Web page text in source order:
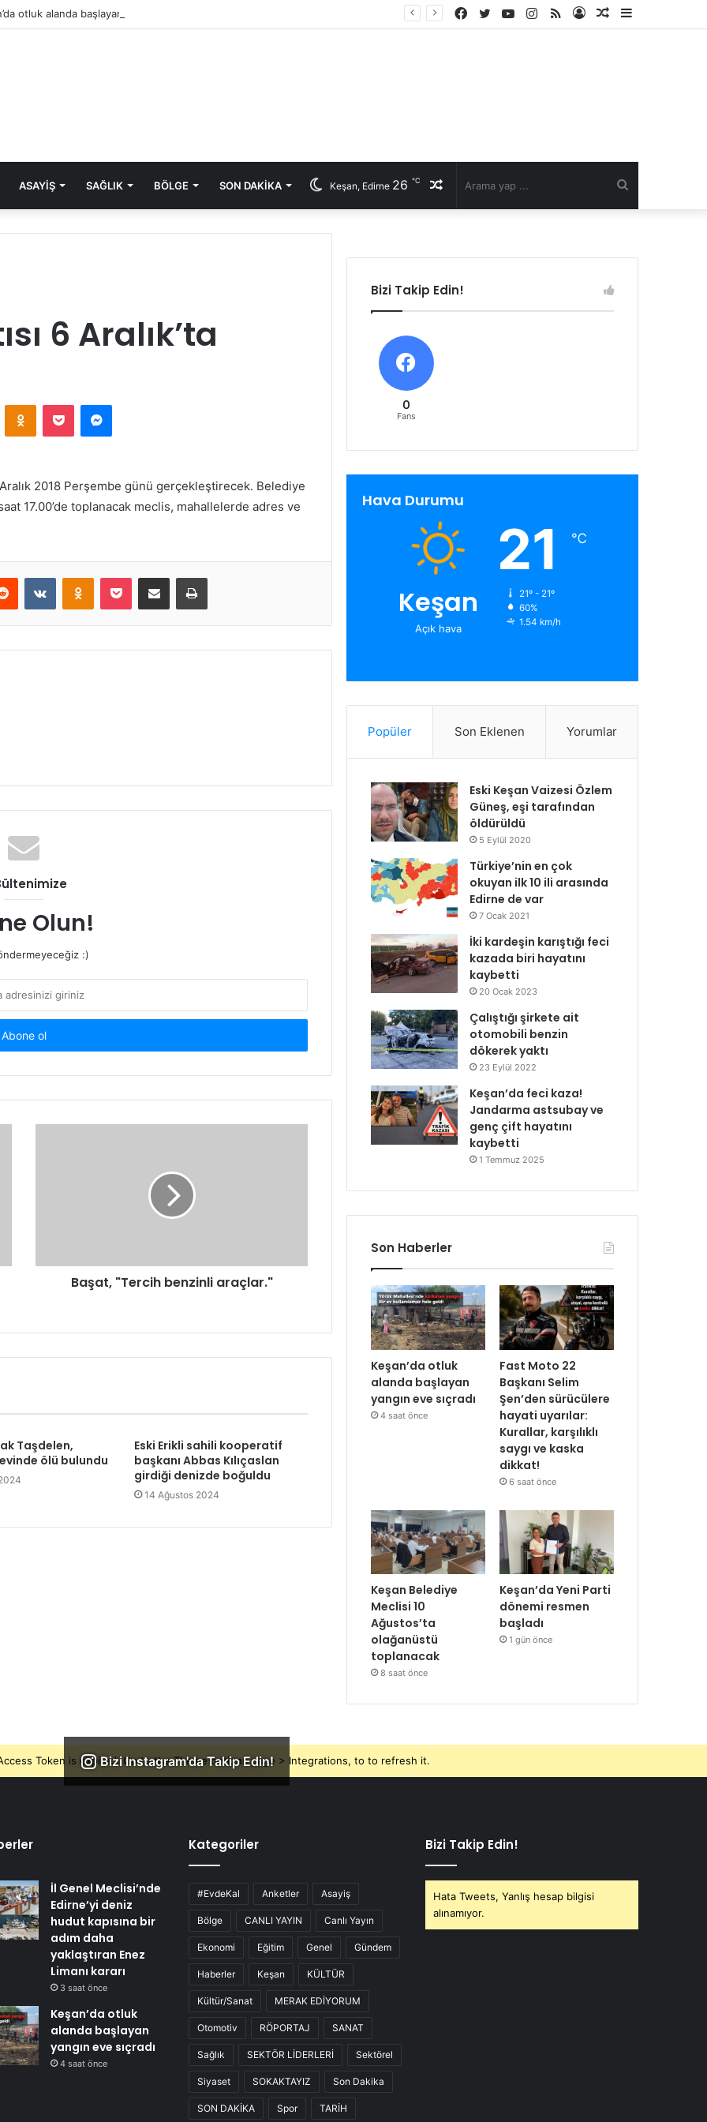
otluk alanda başlayan yangın eve sıçradı
Rastgele
Kayıt
RSS
Instagram
YouTube
Twitter
Facebook
ASAYIŞ SAĞLIK BÖLGE SON DAKIKA Rastgele
Keşan, Edirne 26 ℃
6 Aralık’ta
2018 Perşembe günü gerçekleştirecek. Belediye
17.00’de toplanacak meclis, mahallelerde adres ve
Olun!
:)
Başat, "Tercih benzinli araçlar."
Taşdelen,
ölü bulundu
Eski Erikli sahili kooperatif
başkanı Abbas Kılıçaslan
girdiği denizde boğuldu
14 Ağustos 2024
Bizi Takip Edin!
0
Fans
Hava Durumu
Keşan
Açık hava
21 ℃
21º - 21º
60%
1.54 km/h
Popüler Son Eklenen Yorumlar
Eski Keşan Vaizesi Özlem
Güneş, eşi tarafından
öldürüldü
5 Eylül 2020
Türkiye’nin en çok
okuyan ilk 10 ili arasında
Edirne de var
7 Ocak 2021
İki kardeşin karıştığı feci
kazada biri hayatını
kaybetti
20 Ocak 2023
Çalıştığı şirkete ait
otomobili benzin
dökerek yaktı
23 Eylül 2022
Keşan’da feci kaza!
Jandarma astsubay ve
genç çift hayatını
kaybetti
1 Temmuz 2025
Son Haberler
Keşan’da otluk
alanda başlayan
yangın eve sıçradı
4 saat önce
Fast Moto 22
Başkanı Selim
Şen’den sürücülere
hayati uyarılar:
Kurallar, karşılıklı
saygı ve kaska
dikkat!
6 saat önce
Keşan Belediye
Meclisi 10
Ağustos’ta
olağanüstü
toplanacak
8 saat önce
Keşan’da Yeni Parti
dönemi resmen
başladı
1 gün önce
Bizi Instagram'da Takip Edin!
Token is expired, Go to the Theme options page > Integrations, to to refresh it.
İl Genel Meclisi’nde
Edirne’yi deniz
hudut kapısına bir
adım daha
yaklaştıran Enez
Limanı kararı
3 saat önce
Keşan’da otluk
alanda başlayan
yangın eve sıçradı
4 saat önce
Kategoriler
#EvdeKal Anketler Asayiş
Bölge CANLI YAYIN Canlı Yayın
Ekonomi Eğitim Genel Gündem
Haberler Keşan KÜLTÜR
Kültür/Sanat MERAK EDİYORUM
Otomotiv RÖPORTAJ SANAT
Sağlık SEKTÖR LİDERLERİ Sektörel
Siyaset SOKAKTAYIZ Son Dakika
SON DAKİKA Spor TARİH
Bizi Takip Edin!
Hata Tweets, Yanlış hesap bilgisi
alınamıyor.